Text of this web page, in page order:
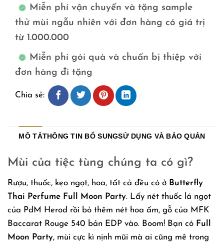
Miễn phí vận chuyển và tặng sample
thử mùi ngẫu nhiên với đơn hàng có giá trị
từ 1.000.000
Miễn phí gói quà và chuẩn bị thiệp với
đơn hàng đi tặng
Chia sẻ:
MÔ TẢTHÔNG TIN BỔ SUNGSỬ DỤNG VÀ BẢO QUẢN
Mùi của tiệc tùng chúng ta có gì?
Rượu, thuốc, kẹo ngọt, hoa, tất cả đều có ở Butterfly
Thai Perfume Full Moon Party. Lấy nét thuốc lá ngọt
của PdM Herod rồi bỏ thêm nét hoa ấm, gỗ của MFK
Baccarat Rouge 540 bản EDP vào. Boom! Bạn có Full
Moon Party, mùi cực kì nịnh mũi mà ai cũng mê trong